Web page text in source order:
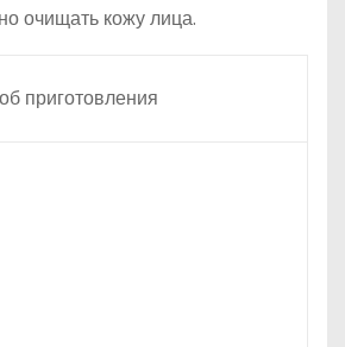
очищать кожу лица.
приготовления